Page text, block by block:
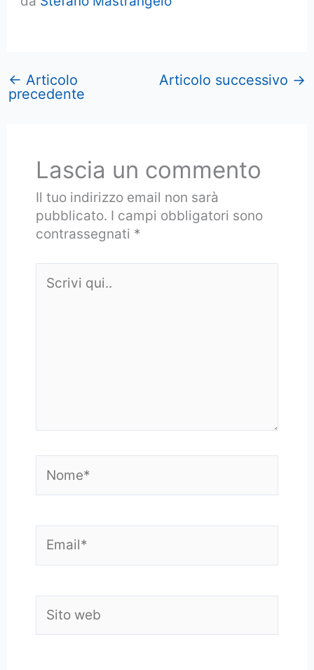
← Articolo
precedente
Articolo successivo →
Lascia un commento
Il tuo indirizzo email non sarà
pubblicato. I campi obbligatori sono
contrassegnati *
qui..
web